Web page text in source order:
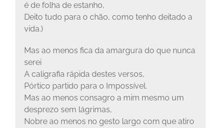
é de folha de estanho,
Deito tudo para o chão, como tenho deitado a
vida.)
Mas ao menos fica da amargura do que nunca
serei
A caligrafia rápida destes versos,
Pórtico partido para o Impossível.
Mas ao menos consagro a mim mesmo um
desprezo sem lágrimas,
Nobre ao menos no gesto largo com que atiro